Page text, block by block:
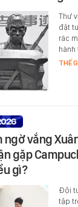
Thư
đặt
rác
hành
THẾ
vắng
gặp
gì?
Đội
tập